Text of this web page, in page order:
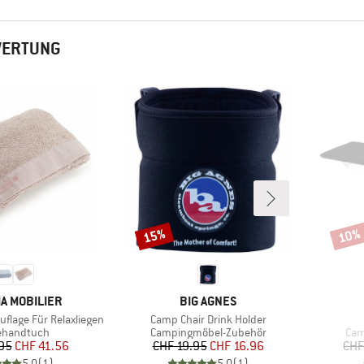
MOBILIER
Für Relaxliegen
Preis
reduzierter Preis
CHF 41.56
MARKE
BIG AGNES
Artikel
Camp Chair Drink Holder
Produktgruppe
Campingmöbel-Zubehör
Preis
CHF 19.95reduzierter Preis
CHF 16.96
Rabatt
15% 10%